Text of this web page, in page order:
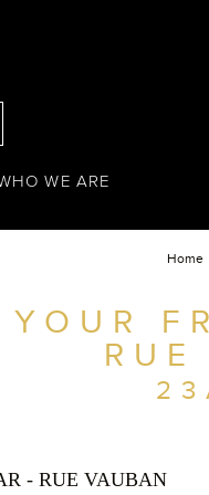
Home
YOUR
- RUE VAUBAN
WE ARE